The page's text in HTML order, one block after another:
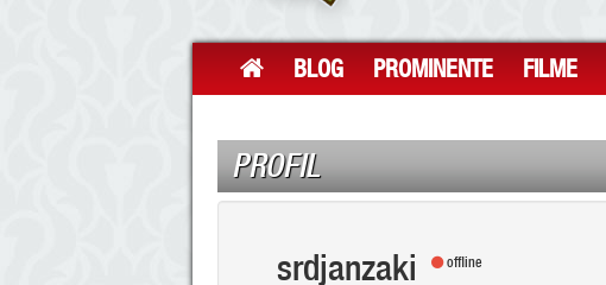
BLOG PROMINENTE FILME
PROFIL
srdjanzaki offline